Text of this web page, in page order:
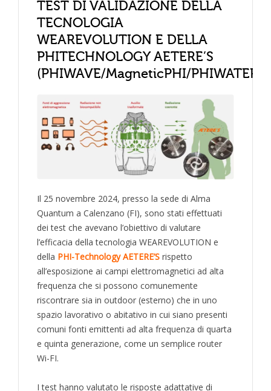
TEST DI VALIDAZIONE DELLA
TECNOLOGIA
WEAREVOLUTION E DELLA
PHITECHNOLOGY AETERE’S
(PHIWAVE/MagneticPHI/PHIWATER)
Il 25 novembre 2024, presso la sede di Alma
Quantum a Calenzano (FI), sono stati effettuati
dei test che avevano l’obiettivo di valutare
l’efficacia della tecnologia WEAREVOLUTION e
della PHI-Technology AETERE’S rispetto
all’esposizione ai campi elettromagnetici ad alta
frequenza che si possono comunemente
riscontrare sia in outdoor (esterno) che in uno
spazio lavorativo o abitativo in cui siano presenti
comuni fonti emittenti ad alta frequenza di quarta
e quinta generazione, come un semplice router
Wi-FI.
I test hanno valutato le risposte adattative di